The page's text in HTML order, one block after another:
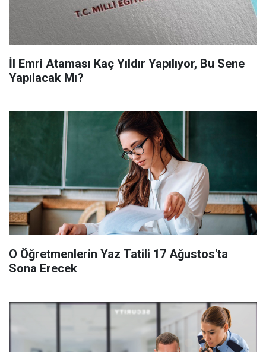
İl Emri Ataması Kaç Yıldır Yapılıyor, Bu Sene
Yapılacak Mı?
O Öğretmenlerin Yaz Tatili 17 Ağustos'ta
Sona Erecek